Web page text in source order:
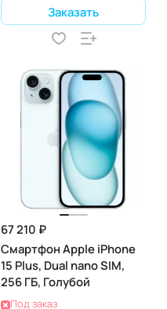
Заказать
67 210 ₽
Смартфон Apple iPhone
15 Plus, Dual nano SIM,
256 ГБ, Голубой
Под заказ